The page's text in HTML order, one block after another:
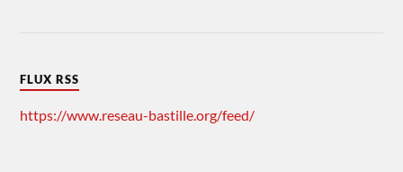
FLUX RSS
https://www.reseau-bastille.org/feed/